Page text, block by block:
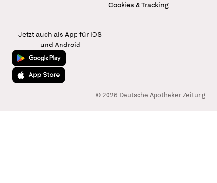
Cookies & Tracking
Jetzt auch als App für iOS
und Android
Jetzt bei Google Play
Laden im App Store
© 2026 Deutsche Apotheker Zeitung